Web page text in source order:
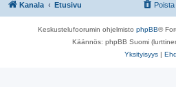
Kanala Etusivu
Keskustelufoorumin ohjelmisto phpBB®
Käännös: phpBB Suomi
Yksityisyys |